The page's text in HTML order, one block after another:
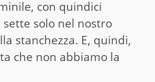
con quindici
solo nel nostro
stanchezza. E, quindi,
che non abbiamo la